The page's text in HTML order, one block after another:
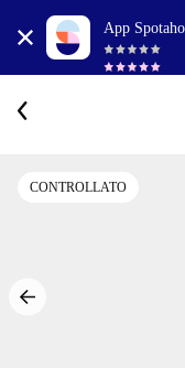
App
CONTROLLATO